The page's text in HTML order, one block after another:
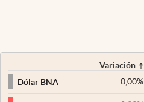
Variación
Dólar BNA
0,00%